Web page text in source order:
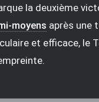
la deuxième
moyens après une
et efficace,